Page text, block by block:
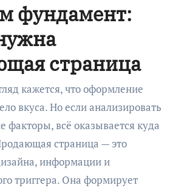
фундамент:
страница
кажется, что оформление
вкуса. Но если анализировать
факторы, всё оказывается куда
страница — это
информации и
триггера. Она формирует